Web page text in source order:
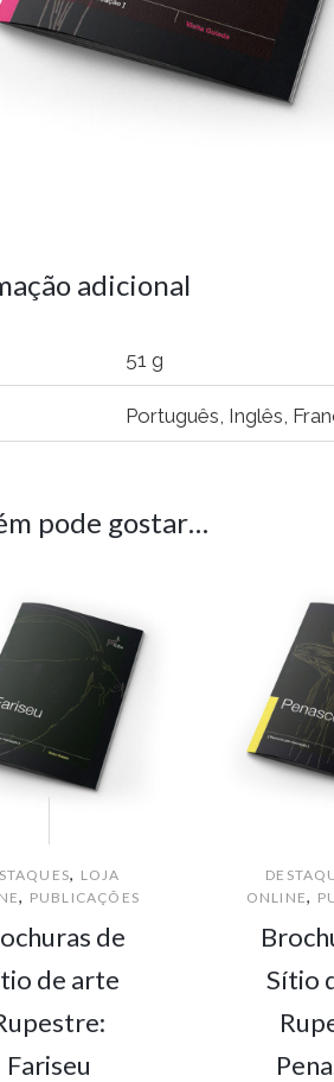
adicional
51 g
Português, Inglês,
pode gostar…
, LOJA
, PUBLICAÇÕES
de
de arte
Fariseu
ONLINE,
Sítio